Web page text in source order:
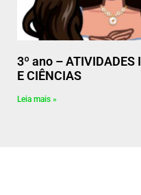
3º ano – ATIVIDADES
E CIÊNCIAS
Leia mais »